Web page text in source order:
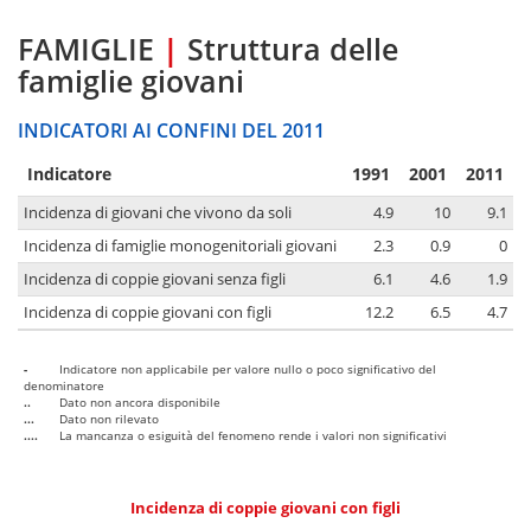
FAMIGLIE | Struttura delle
famiglie giovani
INDICATORI AI CONFINI DEL 2011
Indicatore 1991 2001 2011
Incidenza di giovani che vivono da soli 4.9 10
9.1
Incidenza di famiglie monogenitoriali giovani
2.3 0.9
0
Incidenza di coppie giovani senza figli
6.1 4.6
1.9
Incidenza di coppie giovani con figli
12.2 6.5 4.7
-
Indicatore non applicabile per valore nullo o poco significativo del
denominatore
..
Dato non ancora disponibile
...
Dato non rilevato
....
La mancanza o esiguità del fenomeno rende i valori non significativi
Incidenza di coppie giovani con figli